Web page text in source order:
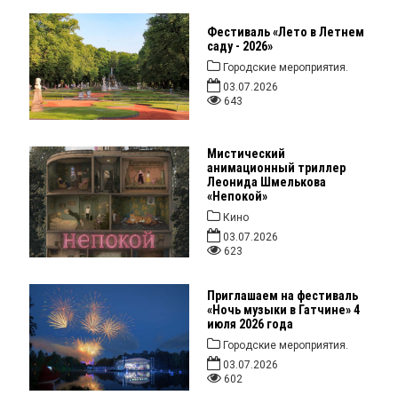
Фестиваль «Лето в Летнем
саду - 2026»
Городские мероприятия.
03.07.2026
643
Мистический
анимационный триллер
Леонида Шмелькова
«Непокой»
Кино
03.07.2026
623
Приглашаем на фестиваль
«Ночь музыки в Гатчине» 4
июля 2026 года
Городские мероприятия.
03.07.2026
602